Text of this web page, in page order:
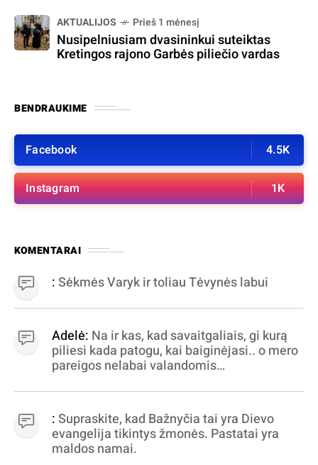
AKTUALIJOS Prieš 1 mėnesį
Nusipelniusiam dvasininkui suteiktas
Kretingos rajono Garbės piliečio vardas
BENDRAUKIME
Facebook 4.5K
Instagram 1K
KOMENTARAI
:Sėkmės Varyk ir toliau Tėvynės labui
Adelė: Na ir kas, kad savaitgaliais, gi kurą
piliesi kada patogu, kai baiginėjasi.. o mero
pareigos nelabai valandomis
virpinimas, ieškokit kur milijonus vagia
dujininkai, elektros aferistai, stadionų
statytojai Vilnuje
:Supraskite, kad Bažnyčia tai yra Dievo
evangelija tikintys žmonės. Pastatai yra
maldos namai.